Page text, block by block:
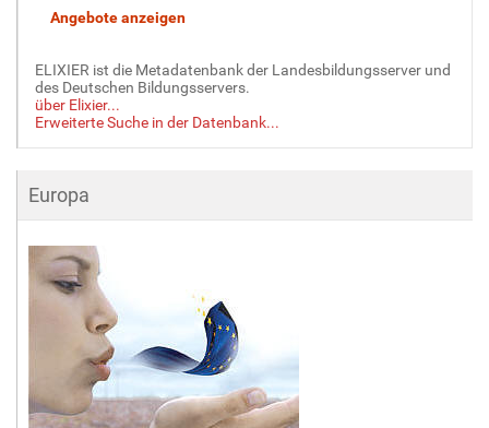
ELIXIER ist die Metadatenbank der Landesbildungsserver und
des Deutschen Bildungsservers.
über Elixier...
Erweiterte Suche in der Datenbank...
Europa